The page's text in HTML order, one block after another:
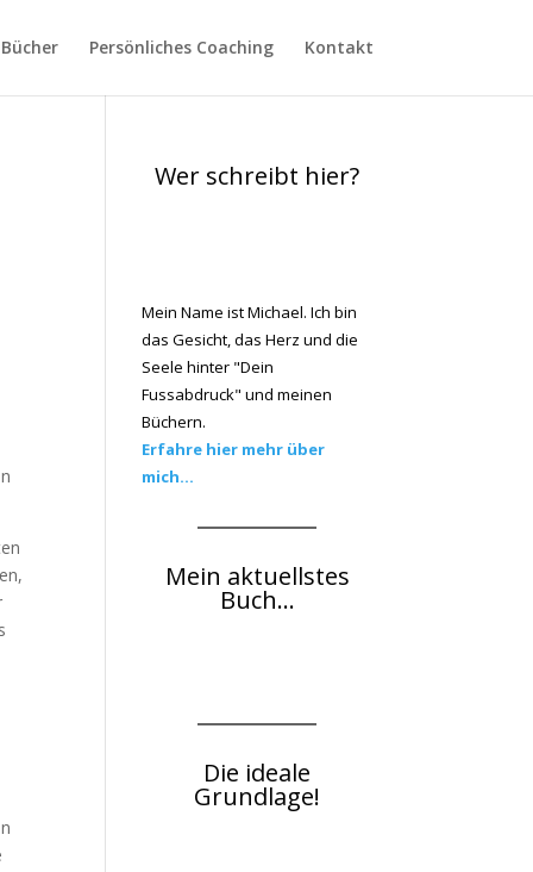
Bücher Persönliches Coaching Kontakt
Wer schreibt hier?
Mein Name ist Michael. Ich bin
das Gesicht, das Herz und die
Seele hinter "Dein
Fussabdruck" und meinen
Büchern.
Erfahre hier mehr über
mich...
Mein aktuellstes
Buch...
Die ideale
Grundlage!